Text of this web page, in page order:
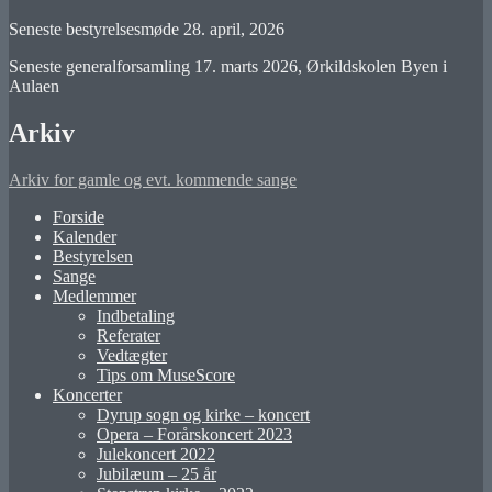
Seneste bestyrelsesmøde 28. april, 2026
Seneste generalforsamling 17. marts 2026, Ørkildskolen Byen i
Aulaen
Arkiv
Arkiv for gamle og evt. kommende sange
Forside
Kalender
Bestyrelsen
Sange
Medlemmer
Indbetaling
Referater
Vedtægter
Tips om MuseScore
Koncerter
Dyrup sogn og kirke – koncert
Opera – Forårskoncert 2023
Julekoncert 2022
Jubilæum – 25 år